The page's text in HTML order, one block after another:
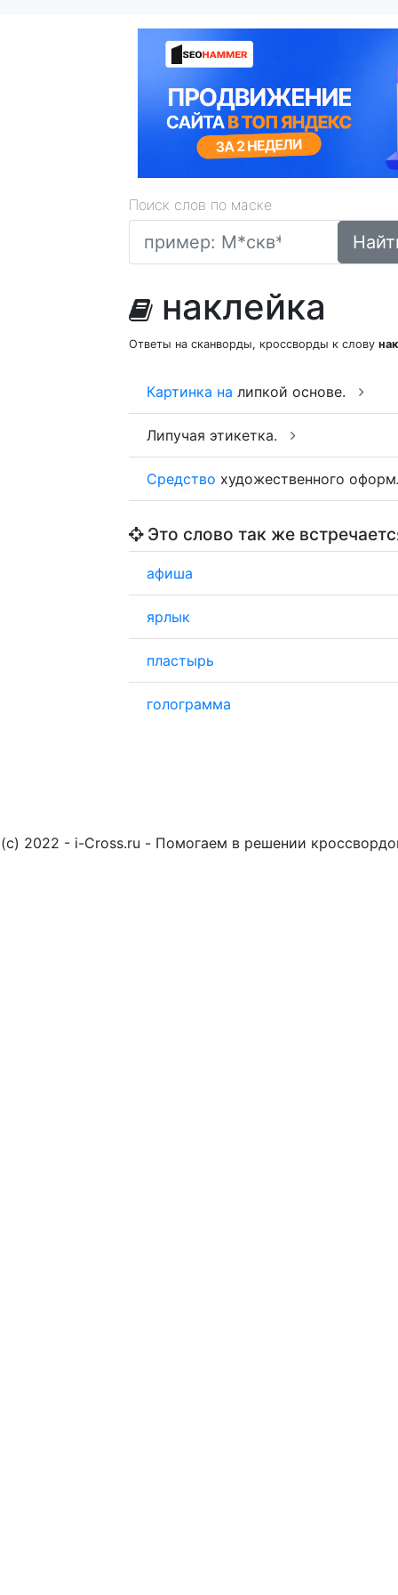
Поиск слов по маске
наклейка
Ответы на сканворды, кроссворды к слову
Картинка на липкой основе.
Липучая этикетка.
Средство художественного
Это слово так же
афиша
ярлык
пластырь
голограмма
(c) 2022 - i-Cross.ru - Помогаем в решении